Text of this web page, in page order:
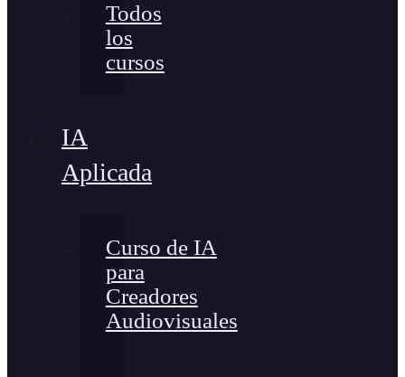
Todos
los
cursos
IA
Aplicada
Curso de IA
para
Creadores
Audiovisuales